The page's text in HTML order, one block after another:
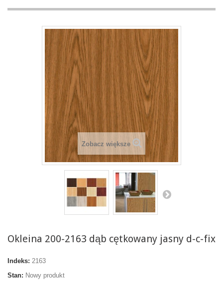
Zobacz większe
Okleina 200-2163 dąb cętkowany jasny d-c-fix
Indeks: 2163
Stan: Nowy produkt